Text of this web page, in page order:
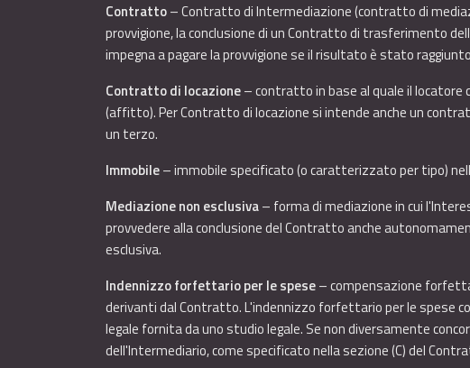
Contratto– Contratto di Intermediazione (contratto di
provvigione, la conclusione di un Contratto di trasferimento
impegna a pagare la provvigione se il risultato è stato
Contratto di locazione– contratto in base al quale il locatore
(affitto). Per Contratto di locazione si intende anche un
un terzo.
Immobile– immobile specificato (o caratterizzato per tipo)
Mediazione non esclusiva– forma di mediazione in cui
provvedere alla conclusione del Contratto anche
esclusiva.
Indennizzo forfettario per le spese– compensazione
derivanti dal Contratto. L'indennizzo forfettario per le spese
legale fornita da uno studio legale. Se non diversamente
dell'Intermediario, come specificato nella sezione (C) del